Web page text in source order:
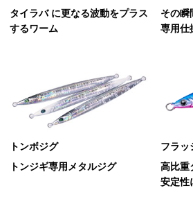
タイラバ に更なる波動をプラス
するワーム
その瞬
専用仕
トンボジグ
トンジギ専用メタルジグ
フラッ
高比重
安定性